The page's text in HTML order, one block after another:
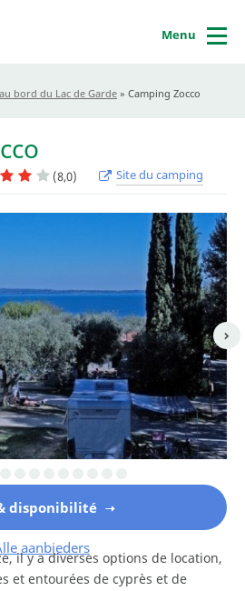
Menu
bord du Lac de Garde » Camping Zocco
(8,0) Site du camping
disponibilité
aanbieders
il y a diverses options de location,
et entourées de cyprès et de